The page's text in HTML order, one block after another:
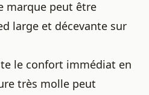
marque peut être
large et décevante sur
le confort immédiat en
très molle peut